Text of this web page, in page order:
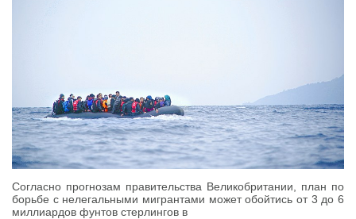
Согласно прогнозам правительства Великобритании, план по
борьбе с нелегальными мигрантами может обойтись от 3 до 6
миллиардов фунтов стерлингов в